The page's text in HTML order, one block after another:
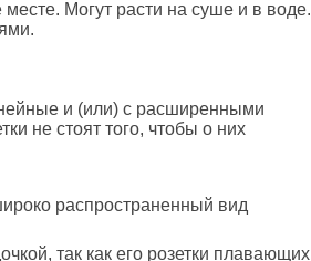
Могут расти на суше и в воде.
и (или) с расширенными
не стоят того, чтобы о них
распространенный вид
так как его розетки плавающих